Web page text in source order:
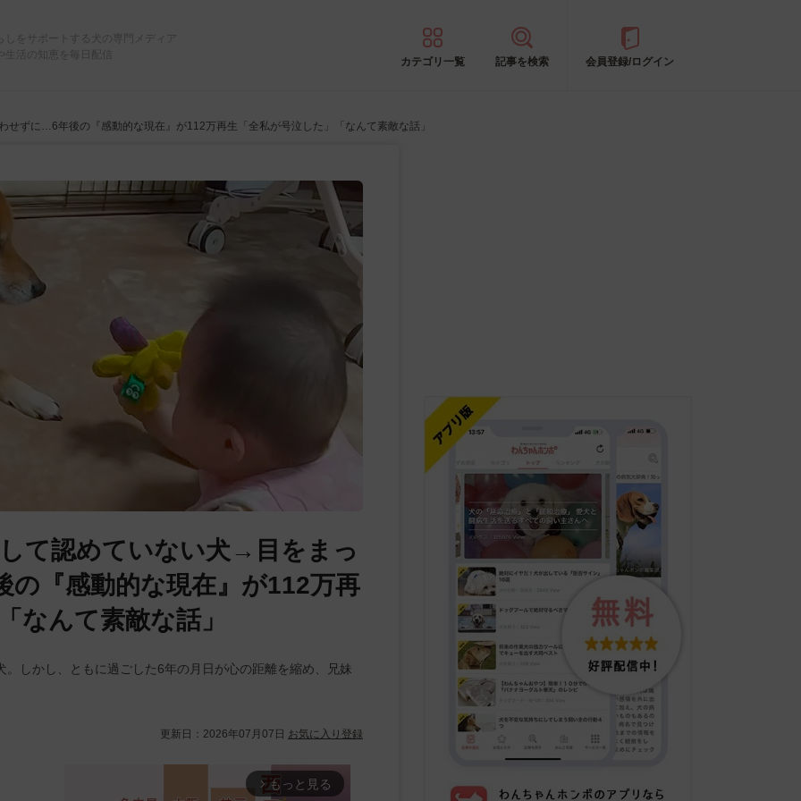
をサポートする犬の専門メディア
活の知恵を毎日配信
カテゴリ一覧 記事を検索 会員登録/ログイン
ずに…6年後の『感動的な現在』が112万再生「全私が号泣した」「なんて素敵な話」
て認めていない犬→目をまっ
『感動的な現在』が112万再
なんて素敵な話」
しかし、ともに過ごした6年の月日が心の距離を縮め、兄妹
更新日： 2026年07月07日 お気に入り登録
arrow_forward_ios もっと見る